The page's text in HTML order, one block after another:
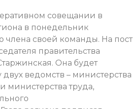
совещании в
в понедельник
члена своей команды. На пост
правительства
Она будет
двух ведомств – министерства
министерства труда,